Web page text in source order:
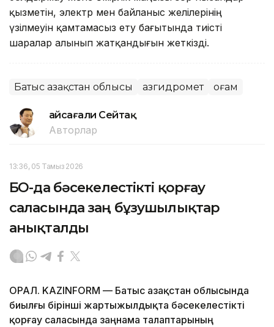
қызметін, электр мен байланыс желілерінің
үзілмеуін қамтамасыз ету бағытында тиісті
шаралар алынып жатқандығын жеткізді.
Батыс Қазақстан облысы Қазгидромет Қоғам
Ғайсағали Сейтақ
Авторлар
13:36, 05 Тамыз 2026
БҚО-да бәсекелестікті қорғау
саласында заң бұзушылықтар
анықталды
ОРАЛ. KAZINFORM — Батыс Қазақстан облысында
биылғы бірінші жартыжылдықта бәсекелестікті
қорғау саласында заңнама талаптарының